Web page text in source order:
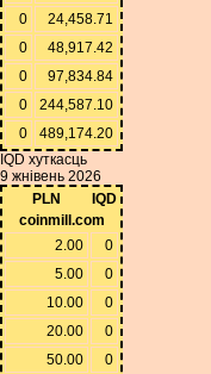
0
24,458.71
0
48,917.42
0
97,834.84
0
244,587.10
0
489,174.20
IQD хуткасць
9 жнівень 2026
PLN
IQD
coinmill.com
2.00
0
5.00
0
10.00
0
20.00
0
50.00
0